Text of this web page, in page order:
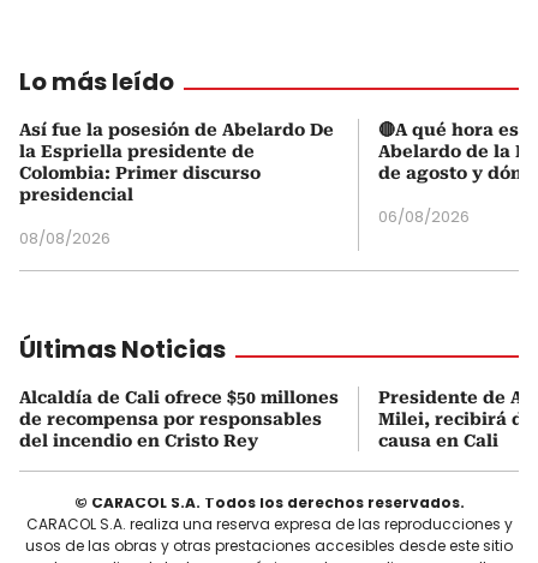
Lo más leído
Así fue la posesión de Abelardo De
la Espriella presidente de
Colombia: Primer discurso
presidencial
08/08/2026
🔴A qué hora es
Abelardo de la
de agosto y
06/08/2026
Últimas Noticias
Alcaldía de Cali ofrece $50 millones
de recompensa por responsables
del incendio en Cristo Rey
Presidente de
Milei, recibirá
causa en Cali
© CARACOL S.A. Todos los derechos reservados.
CARACOL S.A. realiza una reserva expresa de las reproducciones y
usos de las obras y otras prestaciones accesibles desde este sitio